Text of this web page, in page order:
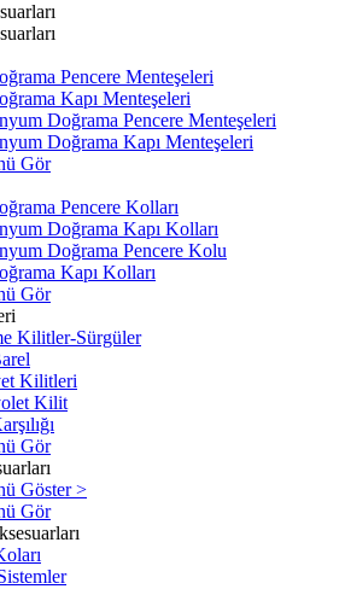
Pencere Menteşeleri
Kapı Menteşeleri
Doğrama Pencere Menteşeleri
Doğrama Kapı Menteşeleri
Gör
Pencere Kolları
Doğrama Kapı Kolları
Doğrama Pencere Kolu
Kapı Kolları
Gör
Kilitler-Sürgüler
Kilitleri
Kilit
Gör
Göster >
Gör